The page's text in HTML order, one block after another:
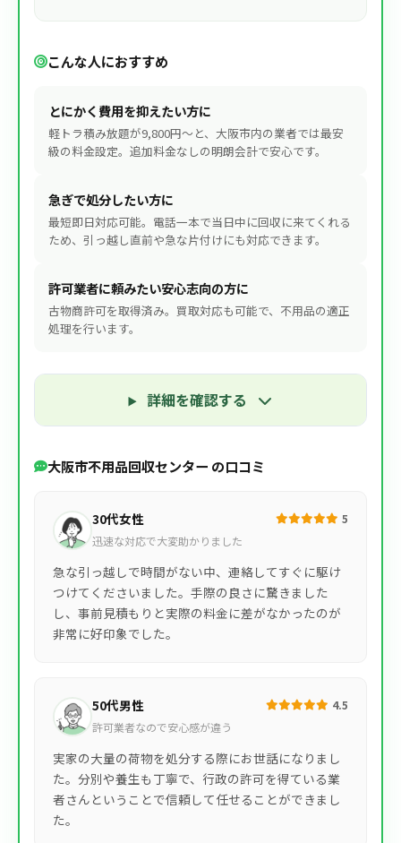
こんな人におすすめ
とにかく費用を抑えたい方に
軽トラ積み放題が9,800円〜と、大阪市内の業者では最安
級の料金設定。追加料金なしの明朗会計で安心です。
急ぎで処分したい方に
最短即日対応可能。電話一本で当日中に回収に来てくれる
ため、引っ越し直前や急な片付けにも対応できます。
許可業者に頼みたい安心志向の方に
古物商許可を取得済み。買取対応も可能で、不用品の適正
処理を行います。
詳細を確認する
大阪市不用品回収センター の口コミ
30代女性
迅速な対応で大変助かりました
5
急な引っ越しで時間がない中、連絡してすぐに駆け
つけてくださいました。手際の良さに驚きました
し、事前見積もりと実際の料金に差がなかったのが
非常に好印象でした。
50代男性
許可業者なので安心感が違う
4.5
実家の大量の荷物を処分する際にお世話になりまし
た。分別や養生も丁寧で、行政の許可を得ている業
者さんということで信頼して任せることができまし
た。